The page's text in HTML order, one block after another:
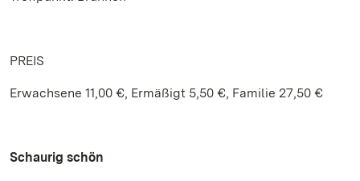
PREIS
Erwachsene 11,00 €, Ermäßigt 5,50 €, Familie 27,50 €
Schaurig schön